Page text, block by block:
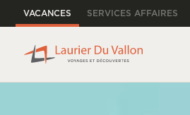
VACANCES SERVICES AFFAIRES